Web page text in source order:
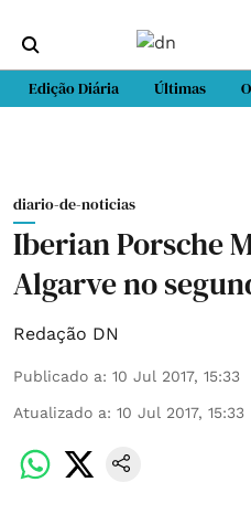
Edição Diária Últimas
diario-de-noticias
Iberian Porsche
Algarve no
Redação DN
Publicado a: 10 Jul 2017, 15:33
Atualizado a: 10 Jul 2017, 15:33